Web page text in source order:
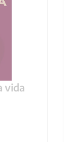
vida